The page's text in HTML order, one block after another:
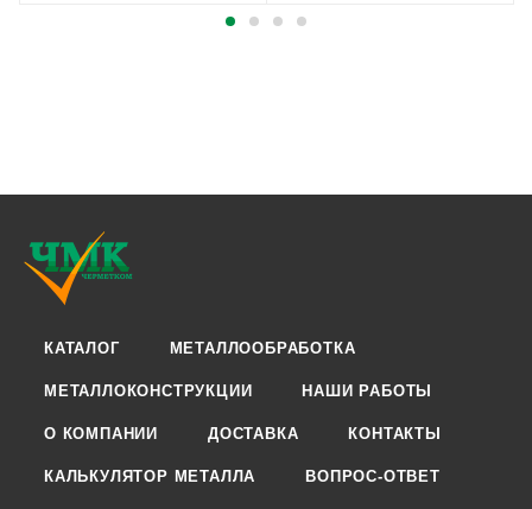
КАТАЛОГ МЕТАЛЛООБРАБОТКА
МЕТАЛЛОКОНСТРУКЦИИ НАШИ РАБОТЫ
О КОМПАНИИ ДОСТАВКА КОНТАКТЫ
КАЛЬКУЛЯТОР МЕТАЛЛА ВОПРОС-ОТВЕТ